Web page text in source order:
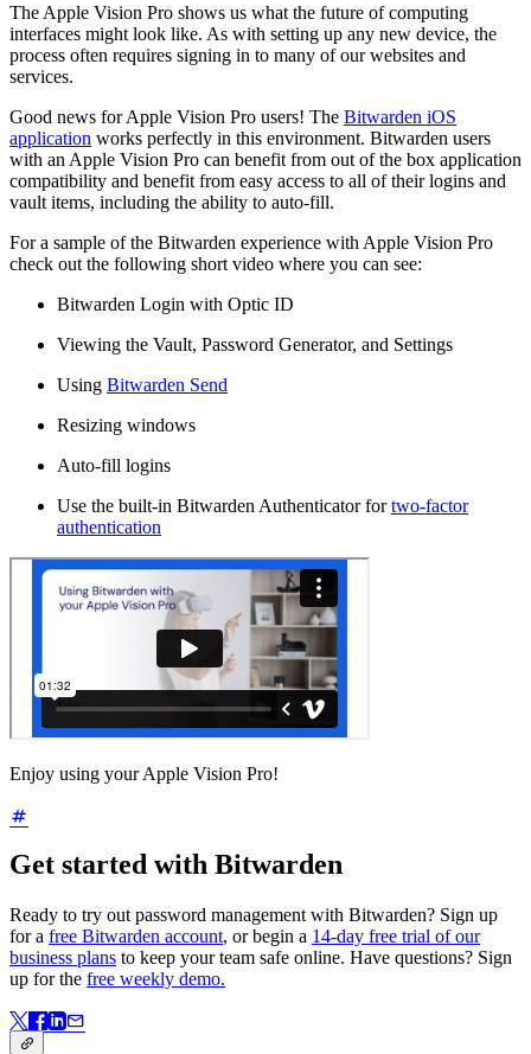
The Apple Vision Pro shows us what the future of computing
interfaces might look like. As with setting up any new device, the
process often requires signing in to many of our websites and
services.
Good news for Apple Vision Pro users! The Bitwarden iOS
application works perfectly in this environment. Bitwarden users
with an Apple Vision Pro can benefit from out of the box application
compatibility and benefit from easy access to all of their logins and
vault items, including the ability to auto-fill.
For a sample of the Bitwarden experience with Apple Vision Pro
check out the following short video where you can see:
Bitwarden Login with Optic ID
Viewing the Vault, Password Generator, and Settings
Using Bitwarden Send
Resizing windows
Auto-fill logins
Use the built-in Bitwarden Authenticator fortwo-factor
authentication
Enjoy using your Apple Vision Pro!
Get started with Bitwarden
Ready to try out password management with Bitwarden? Sign up
for a free Bitwarden account, or begin a 14-day free trial of our
business plans to keep your team safe online. Have questions? Sign
up for the free weekly demo.